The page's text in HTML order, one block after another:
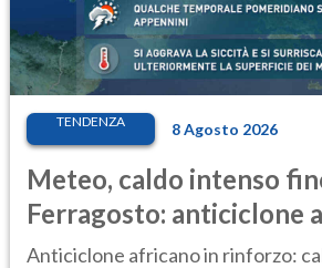
TENDENZA 8 Agosto 2026
Meteo, caldo intenso
Ferragosto: anticiclone
ancora protagonista
Anticiclone africano in rinforzo: